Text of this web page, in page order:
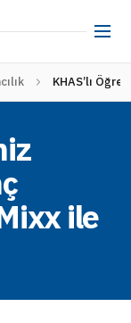
KHAS’lı
ile